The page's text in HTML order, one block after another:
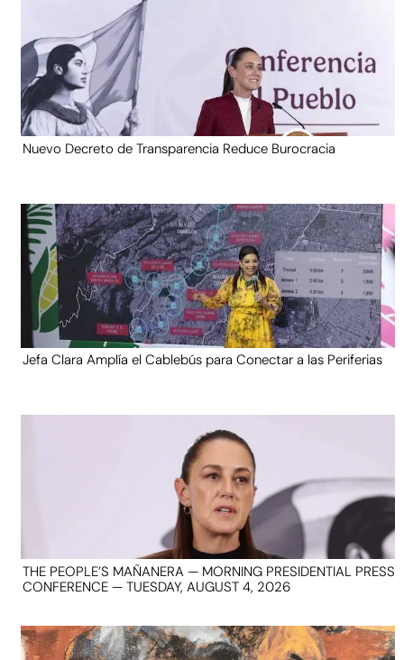
Nuevo Decreto de Transparencia Reduce Burocracia
Jefa Clara Amplía el Cablebús para Conectar a las Periferias
THE PEOPLE’S MAÑANERA — MORNING PRESIDENTIAL PRESS
CONFERENCE — TUESDAY, AUGUST 4, 2026